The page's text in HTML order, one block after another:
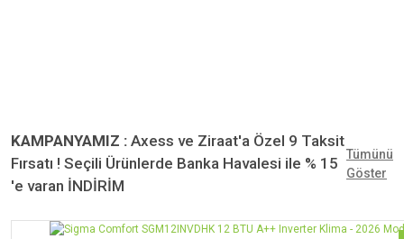
KAMPANYAMIZ : Axess ve Ziraat'a Özel 9 Taksit
Fırsatı ! Seçili Ürünlerde Banka Havalesi ile % 15
'e varan İNDİRİM
Tümünü
Göster